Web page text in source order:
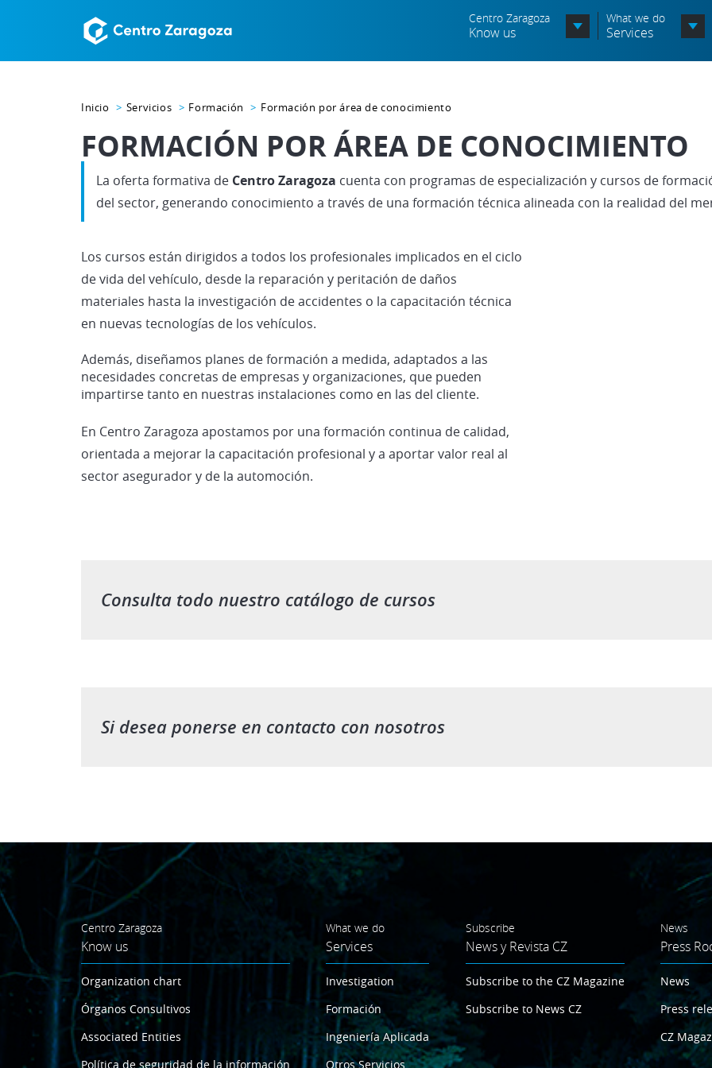
Centro Zaragoza
Know us
Associated Entities
Política de seguridad de la
información
Política medioambiental
What we do
Services
Inicio Servicios Formación Formación por área de conocimiento
FORMACIÓN POR ÁREA DE CONOCIMIENTO
La oferta formativa de Centro Zaragoza cuenta con programas de especialización y cursos de
del sector, generando conocimiento a través de una formación técnica alineada con la realidad del
Los cursos están dirigidos a todos los profesionales implicados en el ciclo
de vida del vehículo, desde la reparación y peritación de daños
materiales hasta la investigación de accidentes o la capacitación técnica
en nuevas tecnologías de los vehículos.
Además, diseñamos planes de formación a medida, adaptados a las
necesidades concretas de empresas y organizaciones, que pueden
impartirse tanto en nuestras instalaciones como en las del cliente.
En Centro Zaragoza apostamos por una formación continua de calidad,
orientada a mejorar la capacitación profesional y a aportar valor real al
sector asegurador y de la automoción.
Consulta todo nuestro catálogo de cursos
Si desea ponerse en contacto con nosotros
Centro Zaragoza
Know us
Organization chart
Órganos Consultivos
Associated Entities
Política de seguridad de la información
What we do
Services
Investigation
Formación
Ingeniería Aplicada
Otros Servicios
Subscribe
News y Revista CZ
Subscribe to the CZ Magazine
Subscribe to News CZ
News
Press
News
Press
CZ